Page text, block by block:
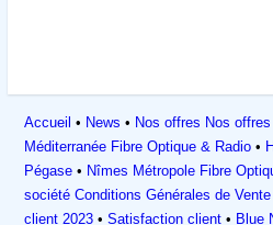
Accueil News Nos offres Nos
Méditerranée Fibre Optique & Radio
Pégase
Nîmes Métropole Fibre
société Conditions Générales de Vente
client 2023
Satisfaction client Blue